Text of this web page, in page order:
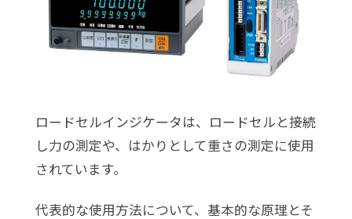
ロードセルインジケータは、ロードセルと接続
し力の測定や、はかりとして重さの測定に使用
されています。
代表的な使用方法について、基本的な原理とそ